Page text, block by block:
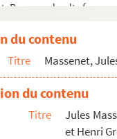
Panurge : haulte farce
1936)
1932)
1939)
du contenu
Titre Massenet,
du contenu
Titre
Jules
et Henri